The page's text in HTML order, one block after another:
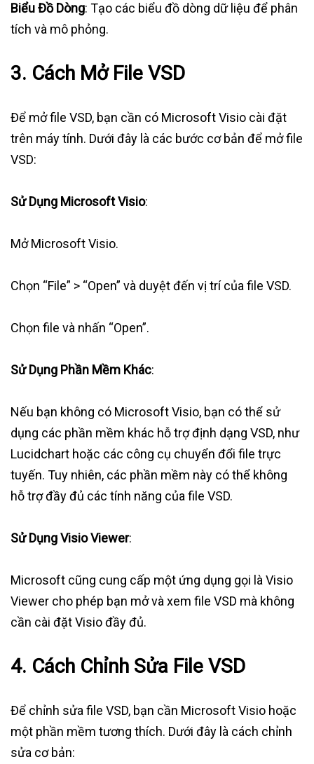
Biểu Đồ Dòng: Tạo các biểu đồ dòng dữ liệu để phân
tích và mô phỏng.
3. Cách Mở File VSD
Để mở file VSD, bạn cần có Microsoft Visio cài đặt
trên máy tính. Dưới đây là các bước cơ bản để mở file
VSD:
Sử Dụng Microsoft Visio:
Mở Microsoft Visio.
Chọn “File” > “Open” và duyệt đến vị trí của file VSD.
Chọn file và nhấn “Open”.
Sử Dụng Phần Mềm Khác:
Nếu bạn không có Microsoft Visio, bạn có thể sử
dụng các phần mềm khác hỗ trợ định dạng VSD, như
Lucidchart hoặc các công cụ chuyển đổi file trực
tuyến. Tuy nhiên, các phần mềm này có thể không
hỗ trợ đầy đủ các tính năng của file VSD.
Sử Dụng Visio Viewer:
Microsoft cũng cung cấp một ứng dụng gọi là Visio
Viewer cho phép bạn mở và xem file VSD mà không
cần cài đặt Visio đầy đủ.
4. Cách Chỉnh Sửa File VSD
Để chỉnh sửa file VSD, bạn cần Microsoft Visio hoặc
một phần mềm tương thích. Dưới đây là cách chỉnh
sửa cơ bản: